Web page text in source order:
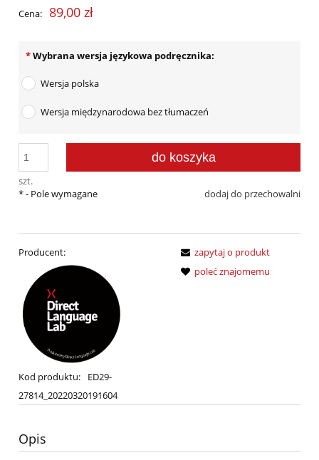
Cena: 89,00 zł
*Wybrana wersja językowa podręcznika:
Wersja polska
Wersja międzynarodowa bez tłumaczeń
szt.
do koszyka
dodaj do przechowalni
*- Pole wymagane
Producent:
Kod produktu:
ED29-
27814_20220320191604
zapytaj o produkt
poleć znajomemu
Opis